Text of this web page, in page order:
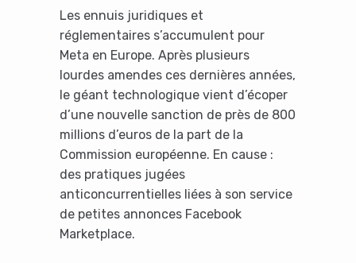
Les ennuis juridiques et
réglementaires s’accumulent pour
Meta en Europe. Après plusieurs
lourdes amendes ces dernières années,
le géant technologique vient d’écoper
d’une nouvelle sanction de près de 800
millions d’euros de la part de la
Commission européenne. En cause :
des pratiques jugées
anticoncurrentielles liées à son service
de petites annonces Facebook
Marketplace.